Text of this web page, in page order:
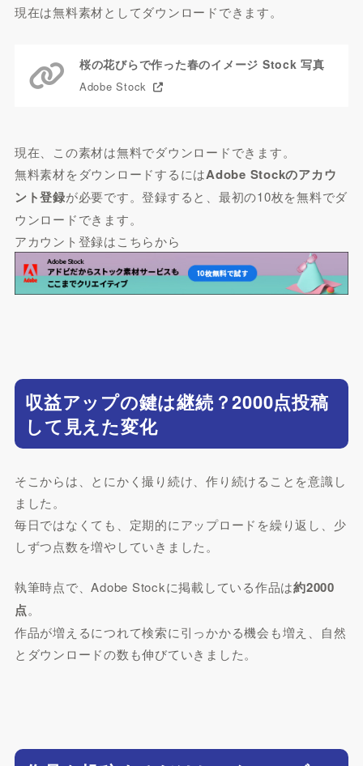
現在は無料素材としてダウンロードできます。
桜の花びらで作った春のイメージ Stock 写真
Adobe Stock
現在、この素材は無料でダウンロードできます。
無料素材をダウンロードするにはAdobe Stockのアカウ
ント登録が必要です。登録すると、最初の10枚を無料でダ
ウンロードできます。
アカウント登録はこちらから
収益アップの鍵は継続？2000点投稿
して見えた変化
そこからは、とにかく撮り続け、作り続けることを意識し
ました。
毎日ではなくても、定期的にアップロードを繰り返し、少
しずつ点数を増やしていきました。
執筆時点で、Adobe Stockに掲載している作品は約2000
点。
作品が増えるにつれて検索に引っかかる機会も増え、自然
とダウンロードの数も伸びていきました。